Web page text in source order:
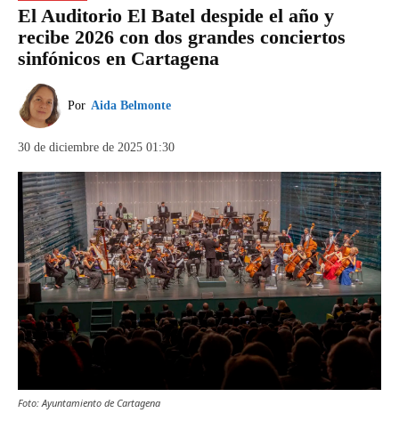
El Auditorio El Batel despide el año y
recibe 2026 con dos grandes conciertos
sinfónicos en Cartagena
Por Aida Belmonte
30 de diciembre de 2025 01:30
Foto: Ayuntamiento de Cartagena